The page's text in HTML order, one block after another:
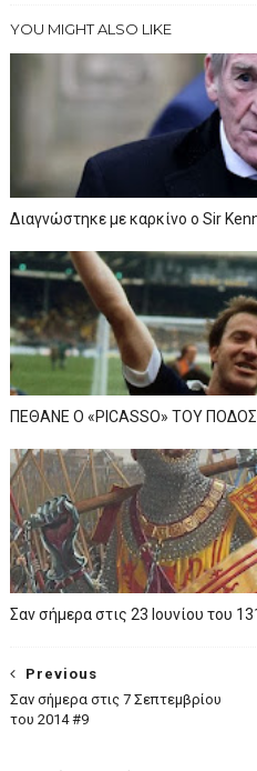
YOU MIGHT ALSO LIKE
Διαγνώστηκε με καρκίνο ο Sir
ΠΕΘΑΝΕ Ο «PICASSO» TOY
Σαν σήμερα στις 23 Ιουνίου του
Previous
Σαν σήμερα στις 7 Σεπτεμβρίου
του 2014 #9